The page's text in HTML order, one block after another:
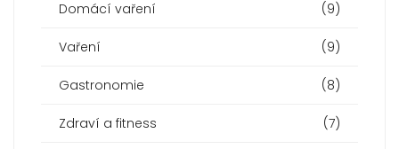
Domácí vaření (9)
Vaření (9)
Gastronomie (8)
Zdraví a fitness (7)